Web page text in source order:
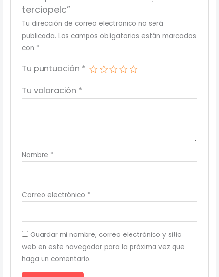
terciopelo”
Tu dirección de correo electrónico no será
publicada. Los campos obligatorios están marcados
con *
Tu puntuación *
Tu valoración *
Nombre *
Correo electrónico *
Guardar mi nombre, correo electrónico y sitio
web en este navegador para la próxima vez que
haga un comentario.